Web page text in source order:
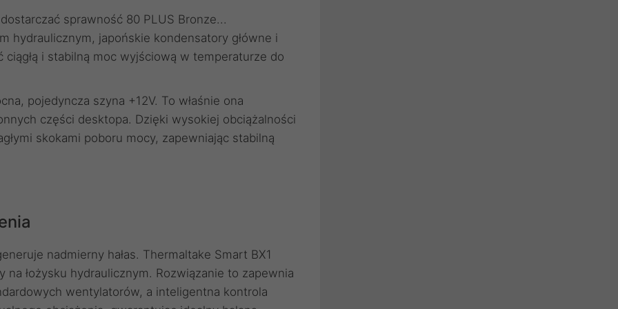
sprawność 80 PLUS Bronze...
hydraulicznym, japońskie kondensatory główne i
i stabilną moc wyjściową w temperaturze do
pojedyncza szyna +12V. To właśnie ona
części desktopa. Dzięki wysokiej obciążalności
skokami poboru mocy, zapewniając stabilną
nadmierny hałas. Thermaltake Smart BX1
łożysku hydraulicznym. Rozwiązanie to zapewnia
wentylatorów, a inteligentna kontrola